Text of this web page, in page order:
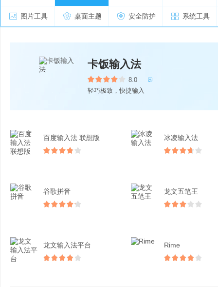
图片工具 桌面主题 安全防护 系统工具
卡饭输入法
8.0 
轻巧极致，快捷输入
百度输入法 联想版 冰凌输入法
谷歌拼音 龙文五笔王
龙文输入法平台 Rime